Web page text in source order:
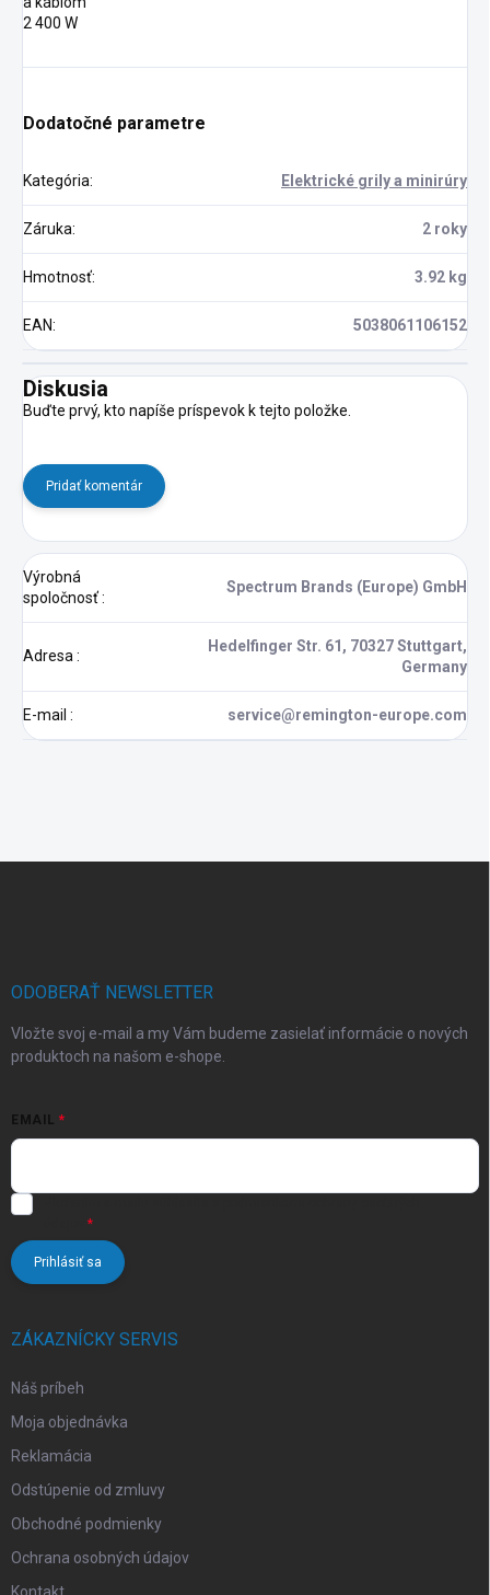
2 400 W
Dodatočné parametre
Kategória: Elektrické grily a minirúry
Záruka: 2 roky
Hmotnosť: 3.92 kg
EAN: 5038061106152
Diskusia
Buďte prvý, kto napíše príspevok k tejto položke.
Pridať komentár
Výrobná
spoločnosť:
Spectrum Brands (Europe) GmbH
Adresa :
Hedelfinger Str. 61, 70327 Stuttgart,
Germany
E-mail : service@remington-europe.com
ODOBERAŤ NEWSLETTER
Vložte svoj e-mail a my Vám budeme zasielať informácie o nových
produktoch na našom e-shope.
EMAIL
Prihlásiť sa
ZÁKAZNÍCKY SERVIS
Náš príbeh
Moja objednávka
Reklamácia
Odstúpenie od zmluvy
Obchodné podmienky
Ochrana osobných údajov